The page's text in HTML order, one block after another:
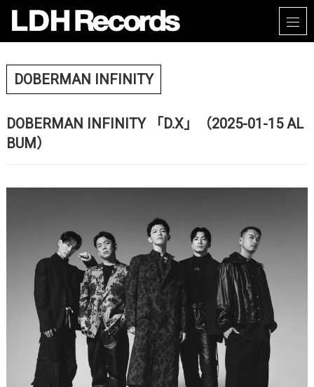
DOBERMAN INFINITY
DOBERMAN INFINITY 「D.X」（2025-01-15 AL
BUM）